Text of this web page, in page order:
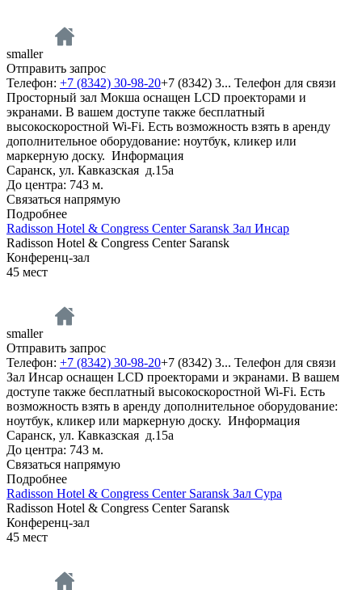
smaller
Отправить запрос
Телефон: +7 (8342) 30-98-20+7 (8342) 3... Телефон для связи
Просторный зал Мокша оснащен LCD проекторами и
экранами. В вашем доступе также бесплатный
высокоскоростной Wi-Fi. Есть возможность взять в аренду
дополнительное оборудование: ноутбук, кликер или
маркерную доску. Информация
Саранск, ул. Кавказская д.15а
До центра: 743 м.
Связаться напрямую
Подробнее
Radisson Hotel & Congress Center Saransk Зал Инсар
Radisson Hotel & Congress Center Saransk
Конференц-зал
45 мест
smaller
Отправить запрос
Телефон: +7 (8342) 30-98-20+7 (8342) 3... Телефон для связи
Зал Инсар оснащен LCD проекторами и экранами. В вашем
доступе также бесплатный высокоскоростной Wi-Fi. Есть
возможность взять в аренду дополнительное оборудование:
ноутбук, кликер или маркерную доску. Информация
Саранск, ул. Кавказская д.15а
До центра: 743 м.
Связаться напрямую
Подробнее
Radisson Hotel & Congress Center Saransk Зал Сура
Radisson Hotel & Congress Center Saransk
Конференц-зал
45 мест